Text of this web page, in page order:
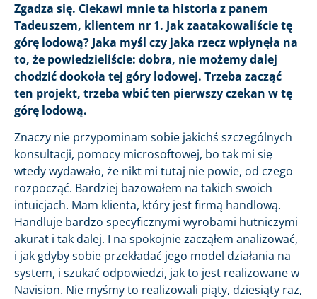
Zgadza się. Ciekawi mnie ta historia z panem
Tadeuszem, klientem nr 1. Jak zaatakowaliście tę
górę lodową? Jaka myśl czy jaka rzecz wpłynęła na
to, że powiedzieliście: dobra, nie możemy dalej
chodzić dookoła tej góry lodowej. Trzeba zacząć
ten projekt, trzeba wbić ten pierwszy czekan w tę
górę lodową.
Znaczy nie przypominam sobie jakichś szczególnych
konsultacji, pomocy microsoftowej, bo tak mi się
wtedy wydawało, że nikt mi tutaj nie powie, od czego
rozpocząć. Bardziej bazowałem na takich swoich
intuicjach. Mam klienta, który jest firmą handlową.
Handluje bardzo specyficznymi wyrobami hutniczymi
akurat i tak dalej. I na spokojnie zacząłem analizować,
i jak gdyby sobie przekładać jego model działania na
system, i szukać odpowiedzi, jak to jest realizowane w
Navision. Nie myśmy to realizowali piąty, dziesiąty raz,